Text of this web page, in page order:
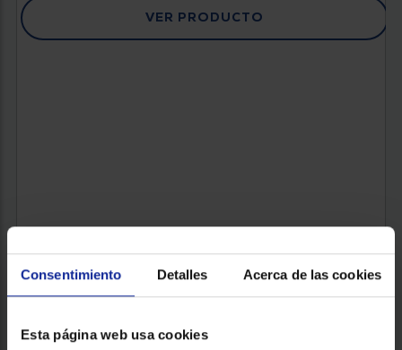
Consentimiento Detalles Acerca de las cookies
Esta página web usa cookies
VER PRODUCTO